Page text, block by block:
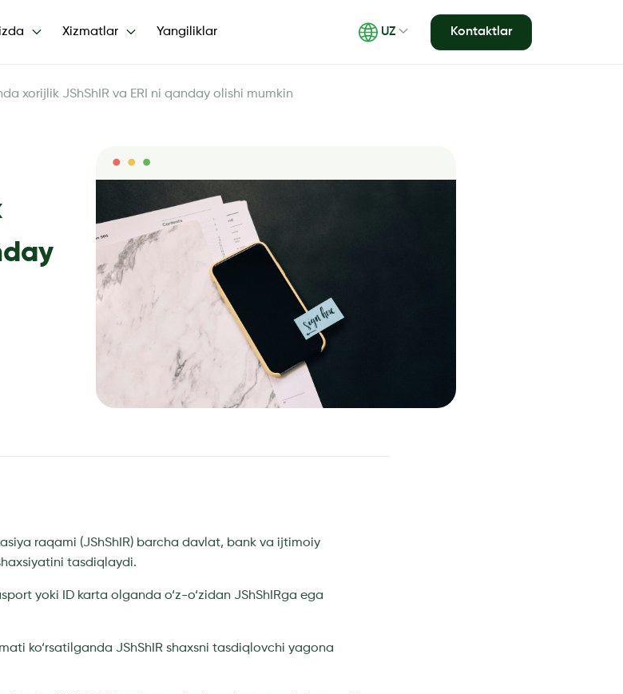
Xizmatlar Yangiliklar UZ Kontaktlar
xorijlik JShShIR va ERI ni qanday olishi mumkin
raqami (JShShIR) barcha davlat, bank va ijtimoiy
tasdiqlaydi.
yoki ID karta olganda o‘z-o‘zidan JShShIRga ega
ko‘rsatilganda JShShIR shaxsni tasdiqlovchi yagona